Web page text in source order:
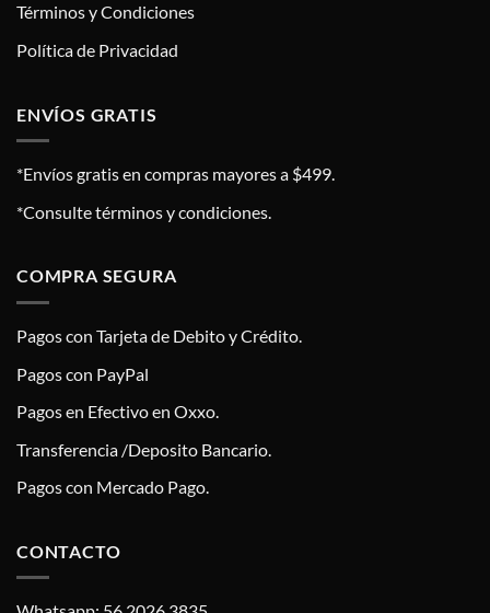
Términos y Condiciones
Política de Privacidad
ENVÍOS GRATIS
*Envíos gratis en compras mayores a $499.
*Consulte términos y condiciones.
COMPRA SEGURA
Pagos con Tarjeta de Debito y Crédito.
Pagos con PayPal
Pagos en Efectivo en Oxxo.
Transferencia /Deposito Bancario.
Pagos con Mercado Pago.
CONTACTO